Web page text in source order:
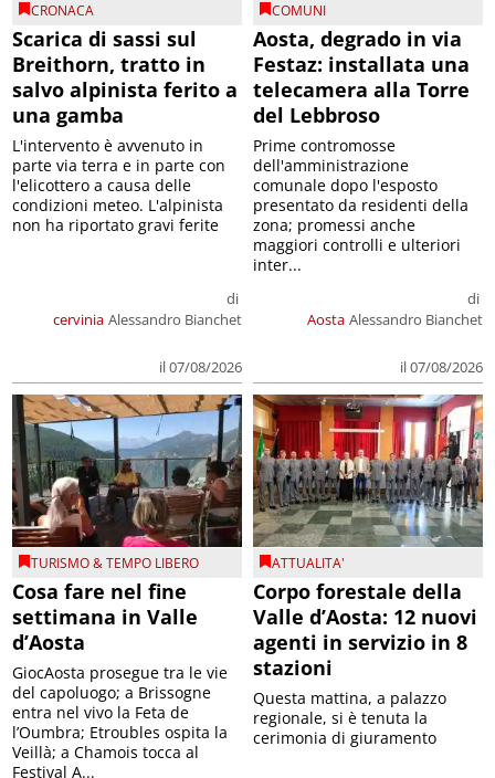
CRONACA
Scarica di sassi sul
Breithorn, tratto in
salvo alpinista ferito a
una gamba
cervinia
di
Alessandro Bianchet
il 07/08/2026
L'intervento è avvenuto in
parte via terra e in parte con
l'elicottero a causa delle
condizioni meteo. L'alpinista
non ha riportato gravi ferite
COMUNI
Aosta, degrado in via
Festaz: installata una
telecamera alla Torre
del Lebbroso
Aosta
di
Alessandro Bianchet
il 07/08/2026
Prime contromosse
dell'amministrazione
comunale dopo l'esposto
presentato da residenti della
zona; promessi anche
maggiori controlli e ulteriori
inter...
TURISMO & TEMPO LIBERO
Cosa fare nel fine
settimana in Valle
d’Aosta
GiocAosta prosegue tra le vie
del capoluogo; a Brissogne
entra nel vivo la Feta de
l’Oumbra; Etroubles ospita la
Veillà; a Chamois tocca al
Festival A...
ATTUALITA'
Corpo forestale della
Valle d’Aosta: 12 nuovi
agenti in servizio in 8
stazioni
Questa mattina, a palazzo
regionale, si è tenuta la
cerimonia di giuramento